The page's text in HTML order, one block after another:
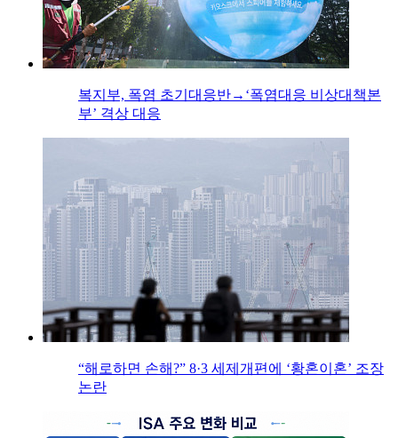
복지부, 폭염 초기대응반→‘폭염대응 비상대책본
부’ 격상 대응
“해로하면 손해?” 8·3 세제개편에 ‘황혼이혼’ 조장
논란